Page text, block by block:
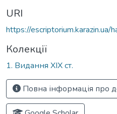
URI
https://
Колекції
1. Видання ХІХ ст.
Повна інформація про